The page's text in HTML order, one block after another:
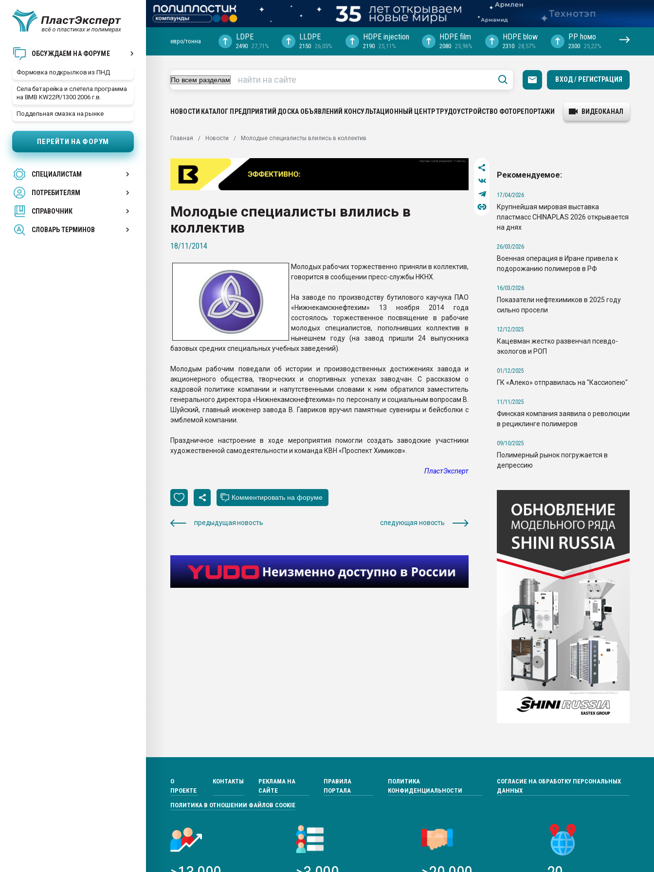
ОБСУЖДАЕМ НА ФОРУМЕ
Формовка подкрылков из ПНД
Села батарейка и слетела программа
на BMB KW22PI/1300 2006 г.в.
Поддельная смазка на рынке
ПЕРЕЙТИ НА ФОРУМ
СПЕЦИАЛИСТАМ
ПОТРЕБИТЕЛЯМ
СПРАВОЧНИК
СЛОВАРЬ ТЕРМИНОВ
29.07.2026 ФРП помог "Ижевскому
Вакуум-формовочные машины:
28.07.2026 Автоматизация выходит на
первый план в переработке
пластмасс
ситуацией на строительном рынке
Всё, что касается выдува ПЭТ
бутылок
ПЕРЕЙТИ НА ФОРУМ
евро/тонна LDPE
2490 27,71%
LLDPE
2150 26,05%
HDPE injection
2190 25,11%
HDPE film
2080 25,96%
HDPE blow
2310 28,57%
PP hомо
2300 25,22%
ВХОД / РЕГИСТРАЦИЯ
НОВОСТИ КАТАЛОГ ПРЕДПРИЯТИЙ ДОСКА ОБЪЯВЛЕНИЙ КОНСУЛЬТАЦИОННЫЙ ЦЕНТРТРУДОУСТРОЙСТВО ФОТОРЕПОРТАЖИ ВИДЕОКАНАЛ
Главная Новости Молодые специалисты влились в коллектив
Молодые специалисты влились в
коллектив
18/11/2014
Молодых рабочих торжественно приняли в коллектив,
говорится в сообщении пресс-службы НКНХ.
На заводе по производству бутилового каучука ПАО
«Нижнекамскнефтехим» 13 ноября 2014 года
состоялось торжественное посвящение в рабочие
молодых специалистов, пополнивших коллектив в
нынешнем году (на завод пришли 24 выпускника
базовых средних специальных учебных заведений).
Молодым рабочим поведали об истории и производственных достижениях завода и
акционерного общества, творческих и спортивных успехах заводчан. С рассказом о
кадровой политике компании и напутственными словами к ним обратился заместитель
генерального директора «Нижнекамскнефтехима» по персоналу и социальным вопросам В.
Шуйский, главный инженер завода В. Гавриков вручил памятные сувениры и бейсболки с
эмблемой компании.
Праздничное настроение в ходе мероприятия помогли создать заводские участники
художественной самодеятельности и команда КВН «Проспект Химиков».
ПластЭксперт
предыдущая новость следующая новость
Рекомендуемое:
17/04/2026
Крупнейшая мировая выставка
пластмасс CHINAPLAS 2026 открывается
на днях
26/03/2026
Военная операция в Иране привела к
подорожанию полимеров в РФ
16/03/2026
Показатели нефтехимиков в 2025 году
сильно просели
12/12/2025
Кацевман жестко развенчал псевдо-
экологов и РОП
01/12/2025
ГК «Алеко» отправилась на "Кассиопею"
11/11/2025
Финская компания заявила о революции
в рециклинге полимеров
09/10/2025
Полимерный рынок погружается в
депрессию
О
ПРОЕКТЕ
КОНТАКТЫ
РЕКЛАМА НА
САЙТЕ
ПРАВИЛА
ПОРТАЛА
ПОЛИТИКА
КОНФИДЕНЦИАЛЬНОСТИ
СОГЛАСИЕ НА ОБРАБОТКУ ПЕРСОНАЛЬНЫХ
ДАННЫХ
ПОЛИТИКА В ОТНОШЕНИИ ФАЙЛОВ COOKIE